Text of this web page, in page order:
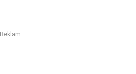
Reklam